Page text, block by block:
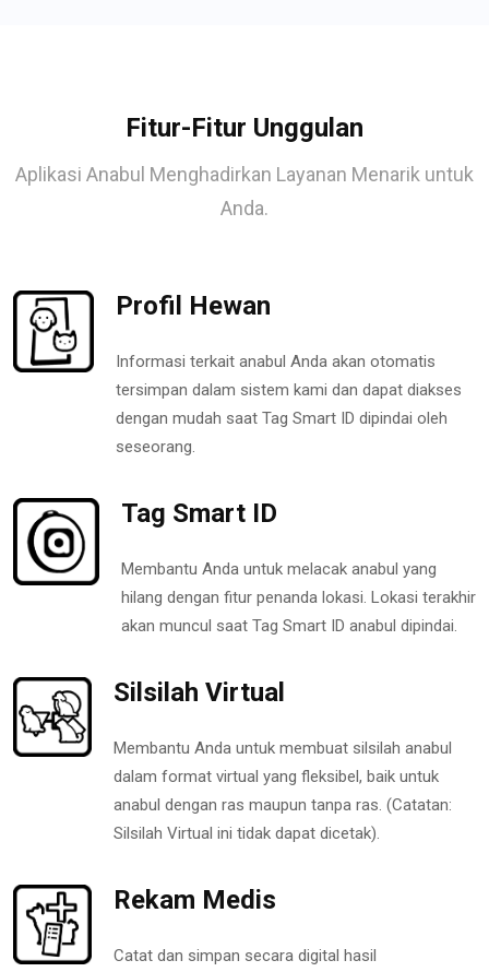
Fitur-Fitur Unggulan
Aplikasi Anabul Menghadirkan Layanan Menarik untuk
Anda.
Profil Hewan
Informasi terkait anabul Anda akan otomatis
tersimpan dalam sistem kami dan dapat diakses
dengan mudah saat Tag Smart ID dipindai oleh
seseorang.
Tag Smart ID
Membantu Anda untuk melacak anabul yang
hilang dengan fitur penanda lokasi. Lokasi terakhir
akan muncul saat Tag Smart ID anabul dipindai.
Silsilah Virtual
Membantu Anda untuk membuat silsilah anabul
dalam format virtual yang fleksibel, baik untuk
anabul dengan ras maupun tanpa ras. (Catatan:
Silsilah Virtual ini tidak dapat dicetak).
Rekam Medis
Catat dan simpan secara digital hasil